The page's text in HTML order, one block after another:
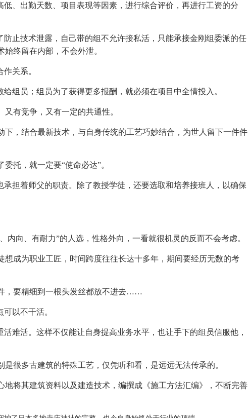
、出勤天数、项目表现等因素，进行综合评价，再进行工资的分
止技术泄露，自己带的组不允许接私活，只能承接金刚组委派的任
终留在内部，不会外泄。
关系。
组员；组员为了获得更多报酬，就必须在项目中全情投入。
有竞争，又有一定的共通性。
，结合最新技术，与自身传统的工艺巧妙结合，为世人留下一件件
托，就一定要“使命必达”。
担着师父的职责。除了教授学徒，还要选取和培养接班人，以确保
内向、有耐力”的人选，性格外向，一看就很机灵的反而不会考虑。
成为职业工匠，时间跨度往往长达十多年，期间要经历无数的考
，要精细到一根头发丝都放不进去……
以不干活。
难活。这样不仅能让自身提高业务水平，也让手下的组员信服他，
很多古建筑的特殊工艺，仅凭听和看，是远远无法传承的。
将其建筑资料以及建造技术，编撰成《施工方法汇编》，不断完善